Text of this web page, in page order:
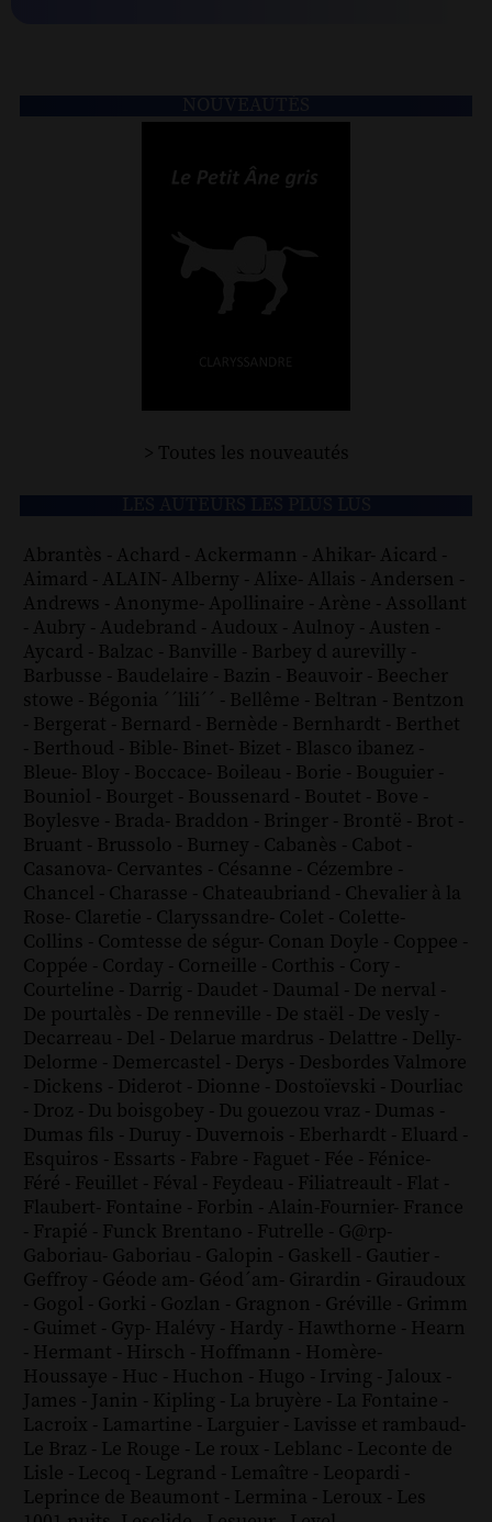
> Toutes les nouveautés
Abrantès - Achard - Ackermann - Ahikar- Aicard -
Aimard - ALAIN- Alberny - Alixe- Allais - Andersen -
Andrews - Anonyme- Apollinaire - Arène - Assollant
- Aubry - Audebrand - Audoux - Aulnoy - Austen -
Aycard - Balzac - Banville - Barbey d aurevilly -
Barbusse - Baudelaire - Bazin - Beauvoir - Beecher
stowe - Bégonia ´´lili´´ - Bellême - Beltran - Bentzon
- Bergerat - Bernard - Bernède - Bernhardt - Berthet
- Berthoud - Bible- Binet- Bizet - Blasco ibanez -
Bleue- Bloy - Boccace- Boileau - Borie - Bouguier -
Bouniol - Bourget - Boussenard - Boutet - Bove -
Boylesve - Brada- Braddon - Bringer - Brontë - Brot -
Bruant - Brussolo - Burney - Cabanès - Cabot -
Casanova- Cervantes - Césanne - Cézembre -
Chancel - Charasse - Chateaubriand - Chevalier à la
Rose- Claretie - Claryssandre- Colet - Colette-
Collins - Comtesse de ségur- Conan Doyle - Coppee -
Coppée - Corday - Corneille - Corthis - Cory -
Courteline - Darrig - Daudet - Daumal - De nerval -
De pourtalès - De renneville - De staël - De vesly -
Decarreau - Del - Delarue mardrus - Delattre - Delly-
Delorme - Demercastel - Derys - Desbordes Valmore
- Dickens - Diderot - Dionne - Dostoïevski - Dourliac
- Droz - Du boisgobey - Du gouezou vraz - Dumas -
Dumas fils - Duruy - Duvernois - Eberhardt - Eluard -
Esquiros - Essarts - Fabre - Faguet - Fée - Fénice-
Féré - Feuillet - Féval - Feydeau - Filiatreault - Flat -
Flaubert- Fontaine - Forbin - Alain-Fournier- France
- Frapié - Funck Brentano - Futrelle - G@rp-
Gaboriau- Gaboriau - Galopin - Gaskell - Gautier -
Geffroy - Géode am- Géod´am- Girardin - Giraudoux
- Gogol - Gorki - Gozlan - Gragnon - Gréville - Grimm
- Guimet - Gyp- Halévy - Hardy - Hawthorne - Hearn
- Hermant - Hirsch - Hoffmann - Homère-
Houssaye - Huc - Huchon - Hugo - Irving - Jaloux -
James - Janin - Kipling - La bruyère - La Fontaine -
Lacroix - Lamartine - Larguier - Lavisse et rambaud-
Le Braz - Le Rouge - Le roux - Leblanc - Leconte de
Lisle - Lecoq - Legrand - Lemaître - Leopardi -
Leprince de Beaumont - Lermina - Leroux - Les